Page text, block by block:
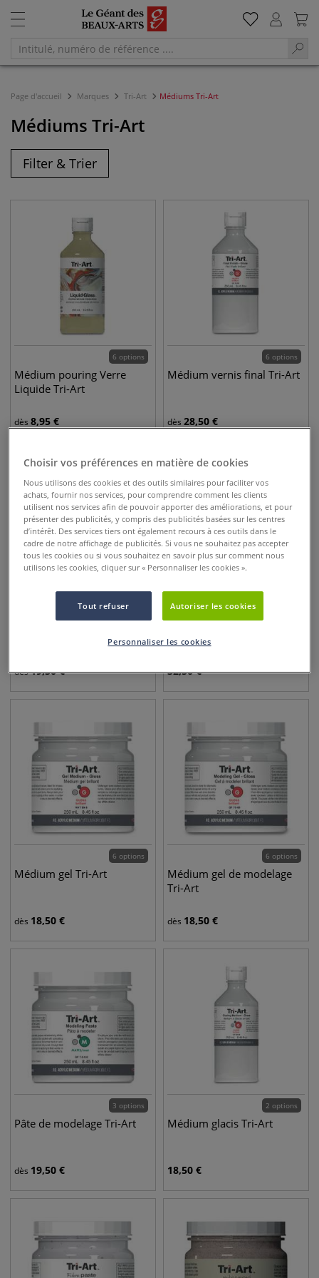
Page d'accueil Marques Tri-Art Médiums Tri-Art
Médiums Tri-Art
Filter & Trier
6 options
Médium pouring Verre
Liquide Tri-Art
dès 8,95 €
6 options
Médium vernis final Tri-Art
dès 28,50 €
6 options
Médium gel Népheline Tri-
dès19,50€
Gesso Terre d'Ombre
Brûlée Tri-Art
32,50€
6 options
Médium gel Tri-Art
dès 18,50 €
6 options
Médium gel de modelage
Tri-Art
dès 18,50 €
3 options
Pâte de modelage Tri-Art
dès 19,50 €
2 options
Médium glacis Tri-Art
18,50 €
Choisir vos préférences en matière de cookies
Nous utilisons des cookies et des outils similaires pour faciliter vos
achats, fournir nos services, pour comprendre comment les clients
utilisent nos services afin de pouvoir apporter des améliorations, et pour
présenter des publicités, y compris des publicités basées sur les centres
d’intérêt. Des services tiers ont également recours à ces outils dans le
cadre de notre affichage de publicités. Si vous ne souhaitez pas accepter
tous les cookies ou si vous souhaitez en savoir plus sur comment nous
utilisons les cookies, cliquer sur « Personnaliser les cookies ».
Tout refuser Autoriser les cookies
Personnaliser les cookies